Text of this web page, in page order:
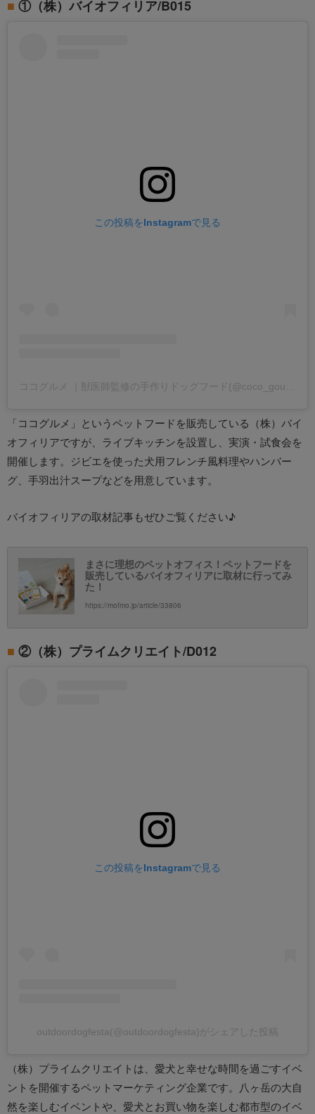
①（株）バイオフィリア/B015
この投稿をInstagramで見る
「ココグルメ」というペットフードを販売している（株）バイ
オフィリアですが、ライブキッチンを設置し、実演・試食会を
開催します。ジビエを使った犬用フレンチ風料理やハンバー
グ、手羽出汁スープなどを用意しています。
バイオフィリアの取材記事もぜひご覧ください♪
まさに理想のペットオフィス！ペットフードを
販売しているバイオフィリアに取材に行ってみ
た！
https://mofmo.jp/article/33806
②（株）プライムクリエイト/D012
この投稿をInstagramで見る
outdoordogfesta(@outdoordogfesta)がシェアした投稿
（株）プライムクリエイトは、愛犬と幸せな時間を過ごすイベ
ントを開催するペットマーケティング企業です。八ヶ岳の大自
然を楽しむイベントや、愛犬とお買い物を楽しむ都市型のイベ